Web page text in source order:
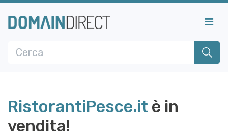
RistorantiPesce.it è in
vendita!